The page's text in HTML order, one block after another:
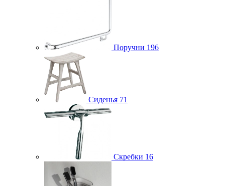
Поручни 196
Сиденья 71
Скребки 16